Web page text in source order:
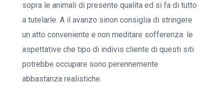
sopra le animali di presente qualita ed si fa di tutto
a tutelarle. A il avanzo sinon consiglia di stringere
un atto conveniente e non meditare sofferenza: le
aspettative che tipo di indivis cliente di questi siti
potrebbe occupare sono perennemente
abbastanza realistiche.